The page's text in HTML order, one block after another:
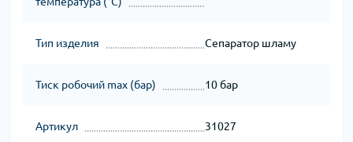
Тип изделия Сепаратор шламу
Тиск робочий max (бар) 10 бар
Артикул 31027